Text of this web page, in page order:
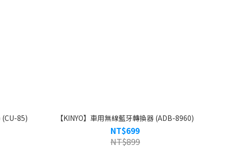
(CU-85) 【KINYO】車用無線藍牙轉換器 (ADB-8960)
NT$699
NT$899